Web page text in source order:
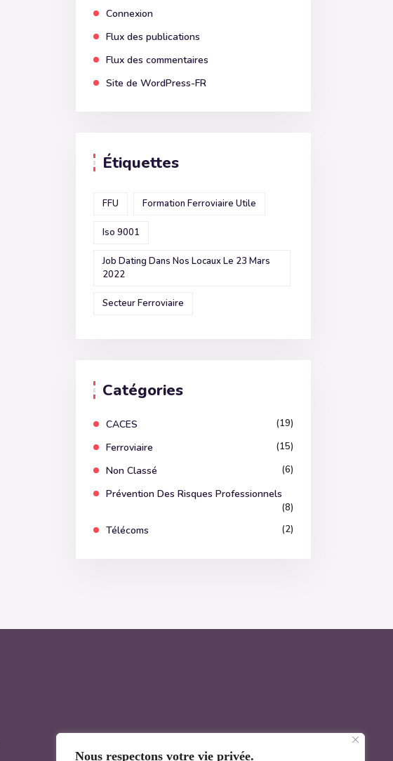
Nous respectons votre vie privée.
Connexion
Flux des publications
Flux des commentaires
Site de WordPress-FR
Étiquettes
FFU Formation Ferroviaire Utile
Iso 9001
Job Dating Dans Nos Locaux Le 23 Mars
2022
Secteur Ferroviaire
Catégories
CACES (19)
Ferroviaire (15)
Non Classé (6)
Prévention Des Risques Professionnels
(8)
Télécoms (2)